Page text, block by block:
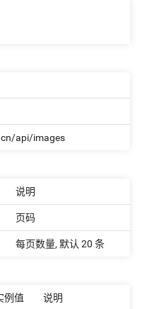
api/images
说明
页码
每页数量, 默认 20 条
例值 说明